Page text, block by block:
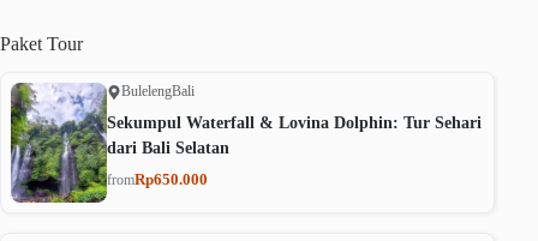
Paket Tour
BulelengBali
Sekumpul Waterfall & Lovina Dolphin: Tur Sehari
dari Bali Selatan
fromRp650.000